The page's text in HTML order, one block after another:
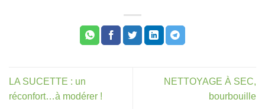
LA SUCETTE : un
réconfort…à modérer !
NETTOYAGE À SEC,
bourbouille